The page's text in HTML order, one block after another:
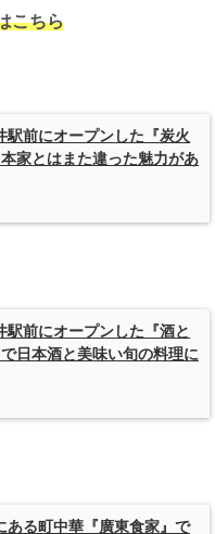
こちら
駅前にオープンした『炭火
家とはまた違った魅力があ
駅前にオープンした『酒と
日本酒と美味い旬の料理に
ある町中華『廣東食家』で